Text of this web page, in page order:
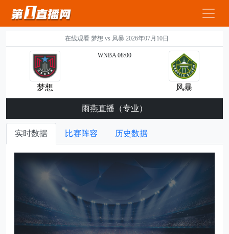
在线观看 梦想 vs 风暴 2026年07月10日
梦想
WNBA 08:00
风暴
雨燕直播（专业）
实时数据 比赛阵容 历史数据